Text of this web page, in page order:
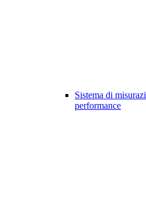
Sistema di
performance